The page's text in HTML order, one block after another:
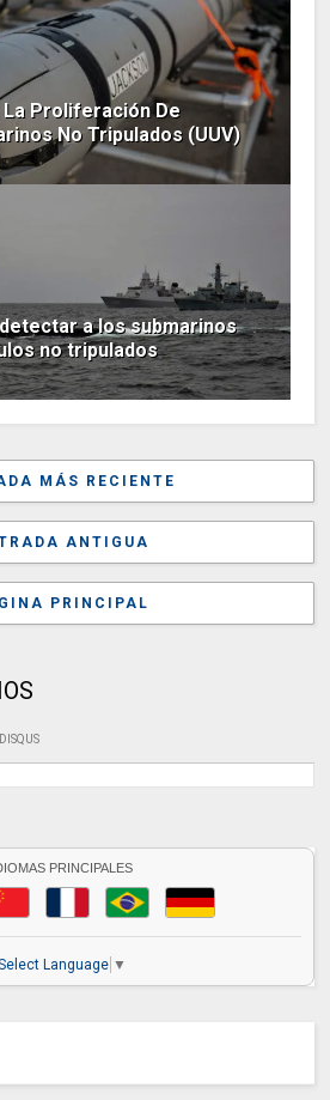
La Proliferación De
No Tripulados (UUV)
detectar a los submarinos
no tripulados
MÁS RECIENTE
ANTIGUA
PRINCIPAL
DISQUS
PRINCIPALES
Language ▼